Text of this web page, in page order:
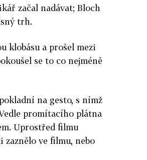
začal nadávat; Bloch
trh.
klobásu a prošel mezi
se to co nejméně
na gesto, s nímž
promítacího plátna
Uprostřed filmu
zaznělo ve filmu, nebo